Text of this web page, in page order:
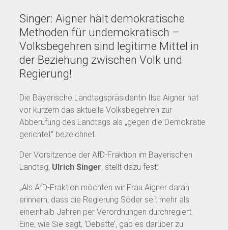
Singer: Aigner hält demokratische
Methoden für undemokratisch –
Volksbegehren sind legitime Mittel in
der Beziehung zwischen Volk und
Regierung!
Die Bayerische Landtagspräsidentin Ilse Aigner hat
vor kurzem das aktuelle Volksbegehren zur
Abberufung des Landtags als „gegen die Demokratie
gerichtet“ bezeichnet.
Der Vorsitzende der AfD-Fraktion im Bayerischen
Landtag, Ulrich Singer, stellt dazu fest:
„Als AfD-Fraktion möchten wir Frau Aigner daran
erinnern, dass die Regierung Söder seit mehr als
eineinhalb Jahren per Verordnungen durchregiert.
Eine, wie Sie sagt, ‘Debatte’, gab es darüber zu